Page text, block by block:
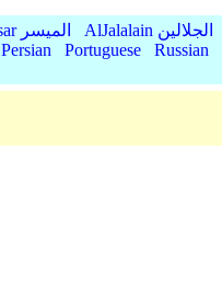
AlMuyassar الميسر AlJalalain الجلالين
Persian Portuguese Russian